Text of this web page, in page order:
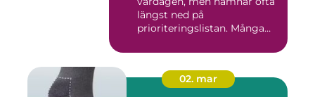
längst ned på
prioriteringslistan. Många
02. mar